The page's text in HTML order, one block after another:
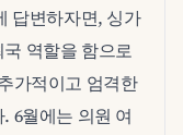
답변하자면, 싱가
역할을 함으로
가적이고 엄격한
6월에는 의원 여